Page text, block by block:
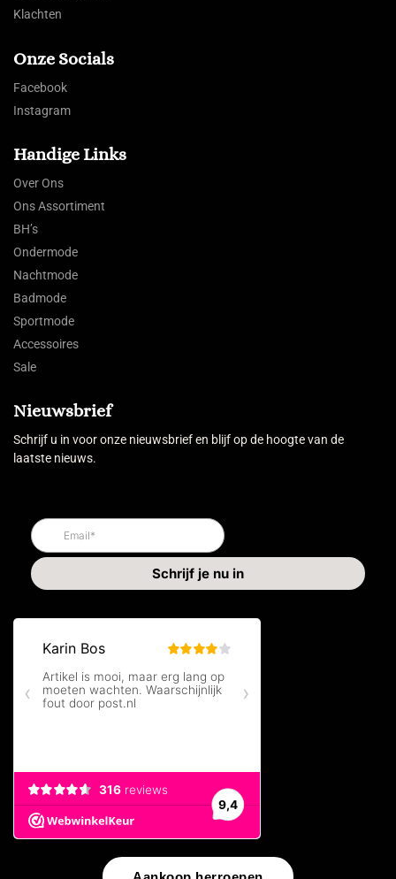
Klachten
Onze Socials
Facebook
Instagram
Handige Links
Over Ons
Ons Assortiment
BH’s
Ondermode
Nachtmode
Badmode
Sportmode
Accessoires
Sale
Nieuwsbrief
Schrijf u in voor onze nieuwsbrief en blijf op de hoogte van de
laatste nieuws.